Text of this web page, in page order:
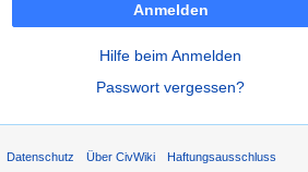
Anmelden
Hilfe beim Anmelden
Passwort vergessen?
Datenschutz Über CivWiki Haftungsausschluss